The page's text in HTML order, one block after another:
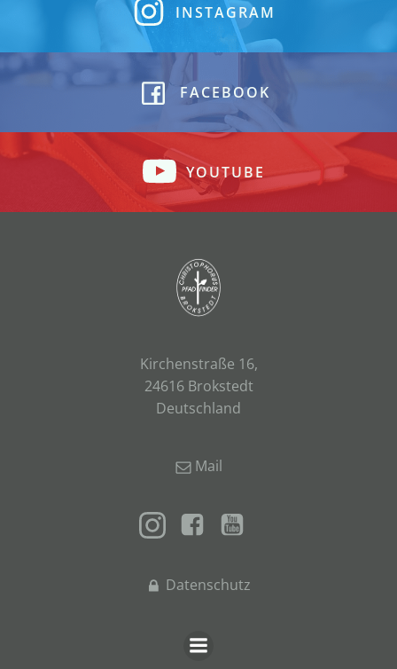
INSTAGRAM
FACEBOOK
YOUTUBE
Kirchenstraße 16,
24616 Brokstedt
Deutschland
Mail
Datenschutz